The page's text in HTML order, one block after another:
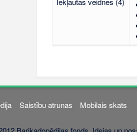
Saistību atrunas Mobilais skats